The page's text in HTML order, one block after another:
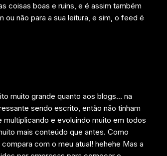
coisas boas e ruins, e é assim também
não para a sua leitura, e sim, o feed é
muito grande quanto aos blogs… na
sendo escrito, então não tinham
e evoluindo muito em todos
mais conteúdo que antes. Como
com o meu atual! hehehe Mas a